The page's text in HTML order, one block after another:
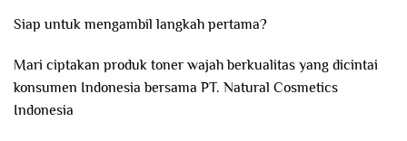
Siap untuk mengambil langkah pertama?
Mari ciptakan produk toner wajah berkualitas yang dicintai
konsumen Indonesia bersama PT. Natural Cosmetics
Indonesia